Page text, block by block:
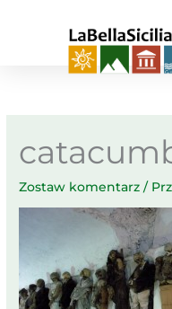
Zostaw komentarz /